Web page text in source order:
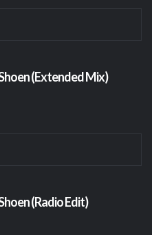
(Extended Mix)
(Radio Edit)